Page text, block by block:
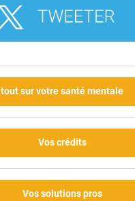
tout sur votre santé mentale
Vos crédits
Vos solutions pros